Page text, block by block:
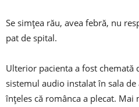
Se simțea rău, avea febră, nu
pat de spital.
Ulterior pacienta a fost
sistemul audio instalat în sala
înțeles că românca a plecat.